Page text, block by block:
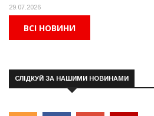
29.07.2026
ВСІ НОВИНИ
СЛІДКУЙ ЗА НАШИМИ НОВИНАМИ